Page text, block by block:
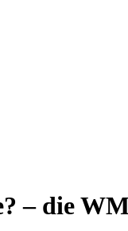
– die